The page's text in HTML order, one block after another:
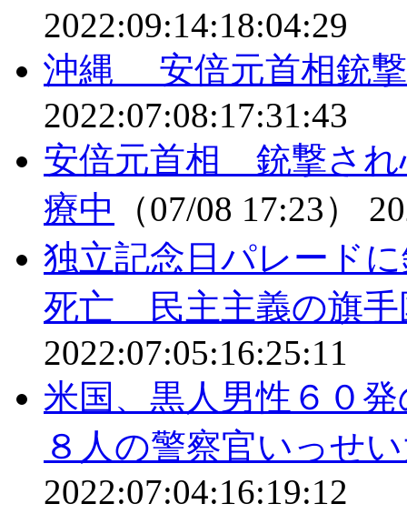
2022:09:14:18:04:29
沖縄 安倍元首相銃
2022:07:08:17:31:43
安倍元首相 銃撃さ
療中
（07/08 17:23）
独立記念日パレード
死亡 民主主義の旗手
2022:07:05:16:25:11
米国、黒人男性６０
８人の警察官いっせ
2022:07:04:16:19:12